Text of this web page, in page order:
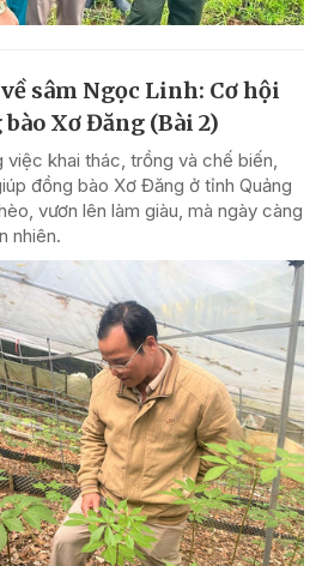
sâm Ngọc Linh: Cơ hội
Xơ Đăng (Bài 2)
khai thác, trồng và chế biến,
đồng bào Xơ Đăng ở tỉnh Quảng
vươn lên làm giàu, mà ngày càng
nhiên.